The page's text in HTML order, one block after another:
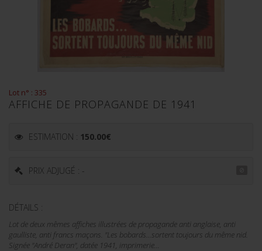
Lot n° : 335
AFFICHE DE PROPAGANDE DE 1941
ESTIMATION : 150.00€
PRIX ADJUGÉ : -
DÉTAILS :
Lot de deux mêmes affiches illustrées de propagande anti anglaise, anti
gaulliste, anti francs maçons. "Les bobards…sortent toujours du même nid.
Signée "André Deran", datée 1941, imprimerie...